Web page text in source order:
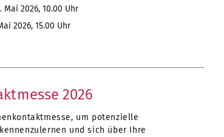
Mai 2026, 10.00 Uhr
2026, 15.00 Uhr
2026
um potenzielle
und sich über Ihre